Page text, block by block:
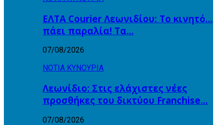
ΕΛΤΑ Courier Λεωνιδίου: Το κινητό…
πάει παραλία! Tα…
07/08/2026
ΝΟΤΙΑ ΚΥΝΟΥΡΙΑ
Λεωνίδιο: Στις ελάχιστες νέες
προσθήκες του δικτύου Franchise…
07/08/2026